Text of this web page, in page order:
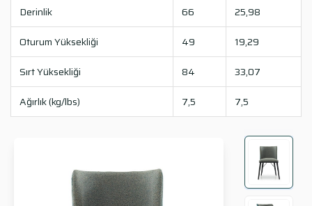
Derinlik
66
25,98
Oturum Yüksekliği
49
19,29
Sırt Yüksekliği
84
33,07
Ağırlık (kg/lbs)
7,5 7,5